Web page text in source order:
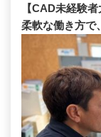
【CAD未経験
柔軟な働き方で